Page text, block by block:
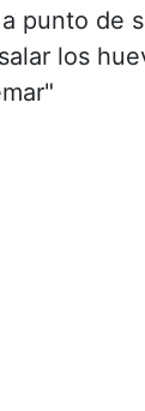
punto de
los